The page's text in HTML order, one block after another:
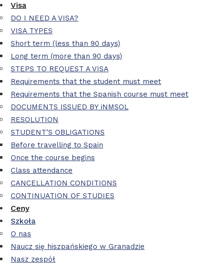
Visa
DO I NEED A VISA?
VISA TYPES
Short term (less than 90 days)
Long term (more than 90 days)
STEPS TO REQUEST A VISA
Requirements that the student must meet
Requirements that the Spanish course must meet
DOCUMENTS ISSUED BY iNMSOL
RESOLUTION
STUDENT’S OBLIGATIONS
Before travelling to Spain
Once the course begins
Class attendance
CANCELLATION CONDITIONS
CONTINUATION OF STUDIES
Ceny
Szkoła
O nas
Naucz się hiszpańskiego w Granadzie
Nasz zespół